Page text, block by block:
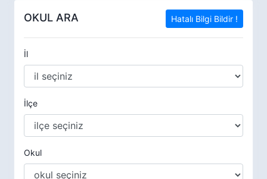
OKUL ARA Hatalı Bilgi Bildir !
İl
İlçe
Okul